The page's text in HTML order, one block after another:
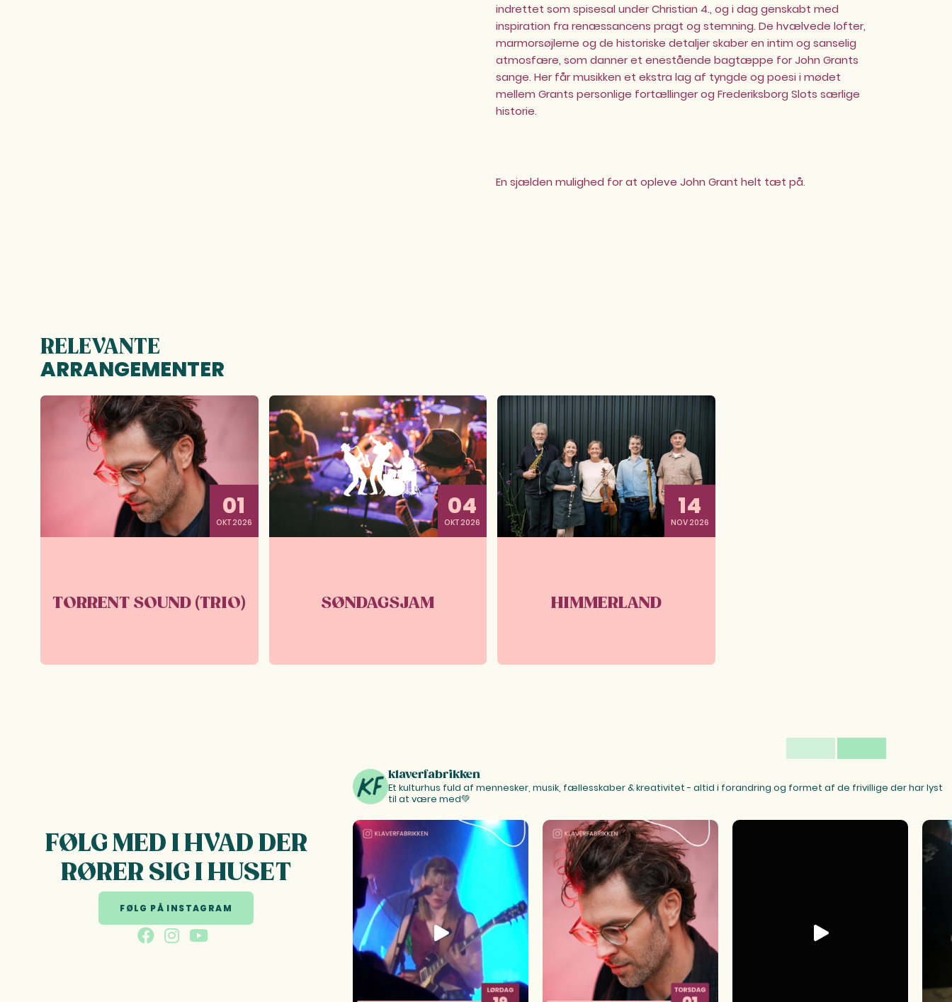
indrettet som spisesal under Christian 4., og i dag genskabt med
inspiration fra renæssancens pragt og stemning. De hvælvede lofter,
marmorsøjlerne og de historiske detaljer skaber en intim og sanselig
atmosfære, som danner et enestående bagtæppe for John Grants
sange. Her får musikken et ekstra lag af tyngde og poesi i mødet
mellem Grants personlige fortællinger og Frederiksborg Slots særlige
historie.
En sjælden mulighed for at opleve John Grant helt tæt på.
RELEVANTE
ARRANGEMENTER
01
OKT 2026
TORRENT SOUND (TRIO)
04
OKT 2026
SØNDAGSJAM
14
NOV 2026
HIMMERLAND
FØLG MED I HVAD DER
RØRER SIG I HUSET
FØLG PÅ INSTAGRAM
klaverfabrikken
Et kulturhus fuld af mennesker, musik, fællesskaber & kreativitet - altid i forandring og formet af de frivillige der har lyst
til at være med💚